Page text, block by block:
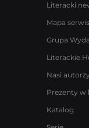
Literacki
Mapa
Grupa
Literackie
Nasi autorzy
Prezenty w
Katalog